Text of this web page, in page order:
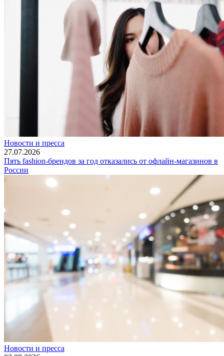
Новости и пресса
27.07.2026
Пять fashion-брендов за год отказались от офлайн-магазинов в
России
Новости и пресса